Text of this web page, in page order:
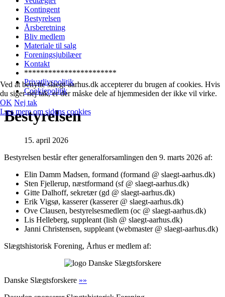
Kontingent
Bestyrelsen
Årsberetning
Bliv medlem
Materiale til salg
Foreningsjubilæer
Kontakt
***********************
Privatlivspolitik
Cookiepolitik
Bestyrelsen
15. april 2026
Bestyrelsen består efter generalforsamlingen den 9. marts 2026 af:
Elin Damm Madsen, formand (formand @ slaegt-aarhus.dk)
Sten Fjellerup, næstformand (sf @ slaegt-aarhus.dk)
Gitte Dalhoff, sekretær (gd @ slaegt-aarhus.dk)
Erik Vigsø, kasserer (kasserer @ slaegt-aarhus.dk)
Ove Clausen, bestyrelsesmedlem (oc @ slaegt-aarhus.dk)
Lis Helleberg, suppleant (lish @ slaegt-aarhus.dk)
Janni Christensen, suppleant (webmaster @ slaegt-aarhus.dk)
Slægtshistorisk Forening, Århus er medlem af:
Danske Slægtsforskere »»
Ved at benytte slaegt-aarhus.dk accepterer du brugen af cookies. Hvis
du siger nej tak, er der måske dele af hjemmesiden der ikke vil virke.
OK Nej tak
Læs mere om sidens cookies